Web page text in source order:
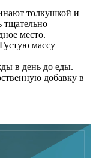
толкушкой и
тщательно
место.
массу
в день до еды.
добавку в